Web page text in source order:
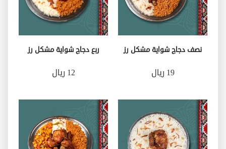
نصف دجاج شواية مشكل رز
19 ريال
ربع دجاج شواية مشكل رز
12 ريال